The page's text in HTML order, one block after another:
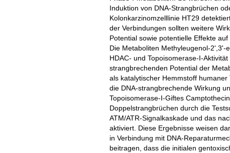
Induktion von DNA-Strangbrüchen
Kolonkarzinomzelllinie HT29
der Verbindungen sollten weitere
Potential sowie potentielle Effekte
Die Metaboliten Methyleugenol-
HDAC- und Topoisomerase-I-
strangbrechenden Potential der
als katalytischer Hemmstoff
die DNA-strangbrechende Wirkung
Topoisomerase-I-Giftes
Doppelstrangbrüchen durch die
ATM/ATR-Signalkaskade und das
aktiviert. Diese Ergebnisse weisen
in Verbindung mit DNA-
beitragen, dass die initialen